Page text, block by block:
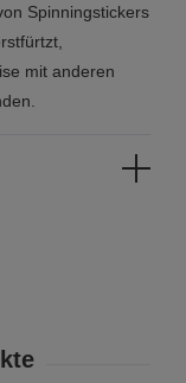
Spinningstickers
mit anderen